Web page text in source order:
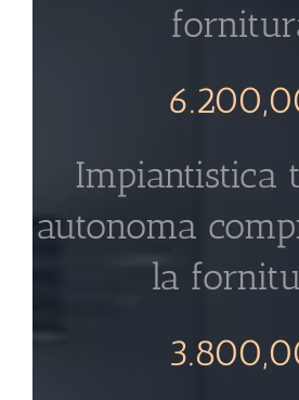
Impiantistica
autonoma
la